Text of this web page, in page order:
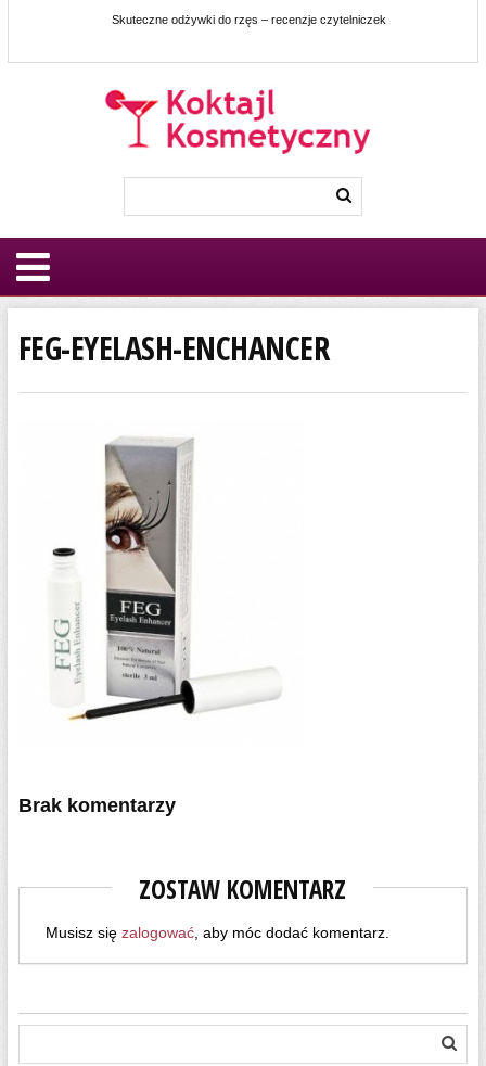
Skuteczne odżywki do rzęs – recenzje czytelniczek
FEG-EYELASH-ENCHANCER
Brak komentarzy
ZOSTAW KOMENTARZ
Musisz się zalogować, aby móc dodać komentarz.